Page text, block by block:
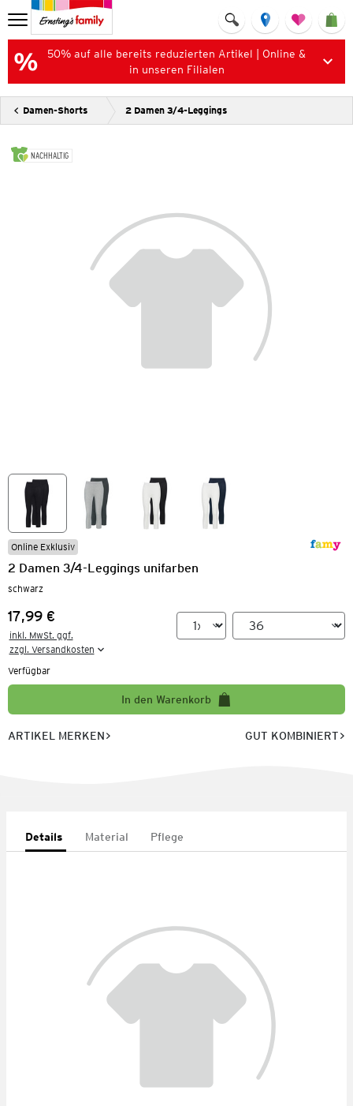
50% auf alle bereits reduzierten Artikel | Online &
in unseren Filialen
Damen-Shorts 2 Damen 3/4-Leggings
NACHHALTIG
Online Exklusiv
2 Damen 3/4-Leggings unifarben
schwarz
Preis:
17,99 €
inkl. MwSt. ggf.
zzgl. Versandkosten
Verfügbar
In den Warenkorb
ARTIKEL MERKEN GUT KOMBINIERT
Details Material Pflege